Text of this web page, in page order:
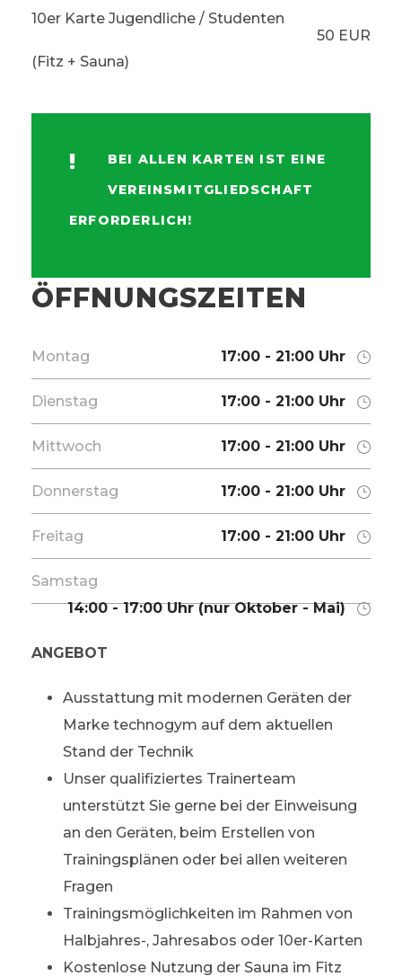
10er Karte Jugendliche / Studenten
50 EUR
(Fitz + Sauna)
BEI ALLEN KARTEN IST EINE
VEREINSMITGLIEDSCHAFT
ERFORDERLICH!
ÖFFNUNGSZEITEN
Montag 17:00 - 21:00 Uhr
Dienstag 17:00 - 21:00 Uhr
Mittwoch 17:00 - 21:00 Uhr
Donnerstag 17:00 - 21:00 Uhr
Freitag 17:00 - 21:00 Uhr
Samstag
14:00 - 17:00 Uhr (nur Oktober - Mai)
ANGEBOT
Ausstattung mit modernen Geräten der
Marke technogym auf dem aktuellen
Stand der Technik
Unser qualifiziertes Trainerteam
unterstützt Sie gerne bei der Einweisung
an den Geräten, beim Erstellen von
Trainingsplänen oder bei allen weiteren
Fragen
Trainingsmöglichkeiten im Rahmen von
Halbjahres-, Jahresabos oder 10er-Karten
Kostenlose Nutzung der Sauna im Fitz